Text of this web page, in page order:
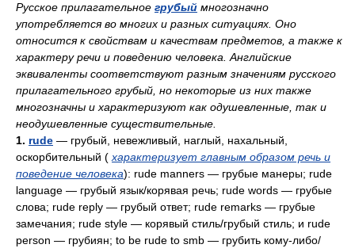
Русское прилагательное грубый многозначно
употребляется во многих и разных ситуациях. Оно
относится к свойствам и качествам предметов, а также к
характеру речи и поведению человека. Английские
эквиваленты соответствуют разным значениям русского
прилагательного грубый, но некоторые из них также
многозначны и характеризуют как одушевленные, так и
неодушевленные существительные.
1. rude — грубый, невежливый, наглый, нахальный,
оскорбительный ( характеризует главным образом речь и
поведение человека): rude manners — грубые манеры; rude
language — грубый язык/корявая речь; rude words — грубые
слова; rude reply — грубый ответ; rude remarks — грубые
замечания; rude style — корявый стиль/грубый стиль; и rude
person — грубиян; to be rude to smb — грубить кому-либо/